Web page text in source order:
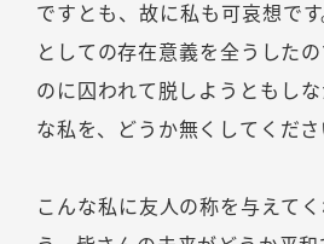
ですとも、故に私も可哀想で
としての存在意義を全うした
のに囚われて脱しようともし
な私を、どうか無くしてくださ
こんな私に友人の称を与えて